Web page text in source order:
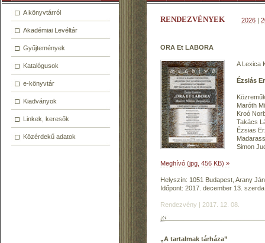
A könyvtárról
Akadémiai Levéltár
Gyűjtemények
Katalógusok
e-könyvtár
Kiadványok
Linkek, keresők
Közérdekű adatok
RENDEZVÉNYEK 2026 |
ORA Et LABORA
A Lexica
Ézsiás
Maróth
Kroó
Takács
Ézsias
Simon
Meghívó (jpg, 456 KB) »
Helyszín: 1051 Budapest, Arany
Időpont: 2017. december 13.
Rendezvény | 2017. 12. 08.
„A tartalmak tárháza”